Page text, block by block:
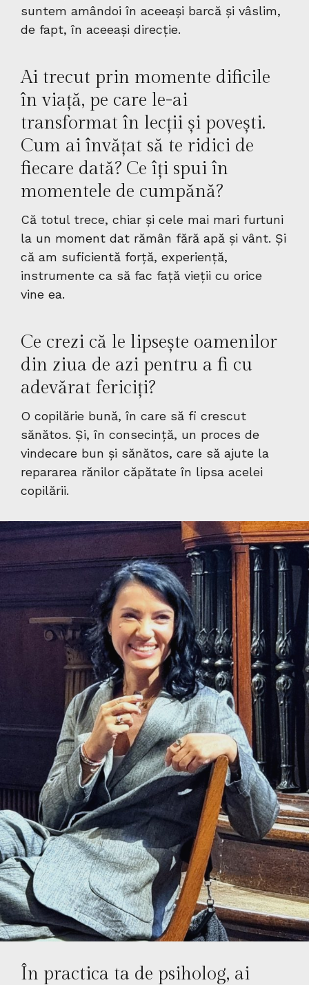
suntem amândoi în aceeași barcă și vâslim,
de fapt, în aceeași direcție.
Ai trecut prin momente dificile
în viață, pe care le-ai
transformat în lecții și povești.
Cum ai învățat să te ridici de
fiecare dată? Ce îți spui în
momentele de cumpănă?
Că totul trece, chiar și cele mai mari furtuni
la un moment dat rămân fără apă și vânt. Și
că am suficientă forță, experiență,
instrumente ca să fac față vieții cu orice
vine ea.
Ce crezi că le lipsește oamenilor
din ziua de azi pentru a fi cu
adevărat fericiți?
O copilărie bună, în care să fi crescut
sănătos. Și, în consecință, un proces de
vindecare bun și sănătos, care să ajute la
repararea rănilor căpătate în lipsa acelei
copilării.
În practica ta de psiholog, ai